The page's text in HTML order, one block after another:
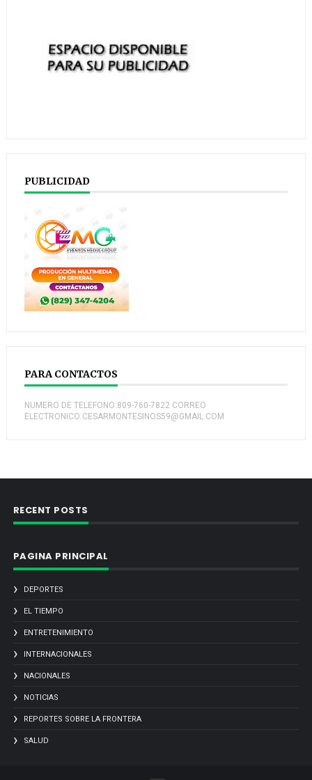
PUBLICIDAD
PARA CONTACTOS
NUMERO DE TELEFONO:809-760-7822 CORREO
ELECTRONICO:CESARMONTESINOS59@GMAIL.COM
RECENT POSTS
PAGINA PRINCIPAL
DEPORTES
EL TIEMPO
ENTRETENIMIENTO
INTERNACIONALES
NACIONALES
NOTICIAS
REPORTES SOBRE LA FRONTERA
SALUD